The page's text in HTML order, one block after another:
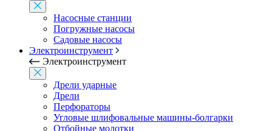
Насосные станции
Погружные насосы
Садовые насосы
Электроинструмент
Электроинструмент
Дрели ударные
Дрели
Перфораторы
Угловые шлифовальные машины-болгарки
Отбойные молотки